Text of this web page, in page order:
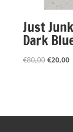
Just
Dark
€80,00 €20,00